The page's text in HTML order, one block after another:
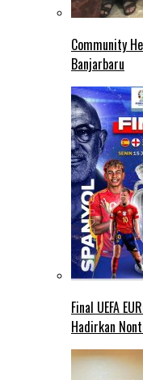
Community
Banjarbaru
Final UEFA
Hadirkan